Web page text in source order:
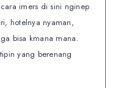
imers di sini nginep
hotelnya nyaman,
bisa kmana mana.
yang berenang